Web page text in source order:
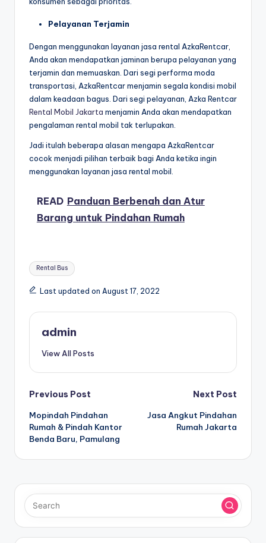
Pelayanan Terjamin
Dengan menggunakan layanan jasa rental AzkaRentcar,
Anda akan mendapatkan jaminan berupa pelayanan yang
terjamin dan memuaskan. Dari segi performa moda
transportasi, AzkaRentcar menjamin segala kondisi mobil
dalam keadaan bagus. Dari segi pelayanan, Azka Rentcar
Rental Mobil Jakarta menjamin Anda akan mendapatkan
pengalaman rental mobil tak terlupakan.
Jadi itulah beberapa alasan mengapa AzkaRentcar
cocok menjadi pilihan terbaik bagi Anda ketika ingin
menggunakan layanan jasa rental mobil.
READ Panduan Berbenah dan Atur
Barang untuk Pindahan Rumah
Tags:
Rental Bus
Last updated on August 17, 2022
admin
View All Posts
Post
navigation
Previous Post
Mopindah Pindahan
Rumah & Pindah Kantor
Benda Baru, Pamulang
Next Post
Jasa Angkut Pindahan
Rumah Jakarta